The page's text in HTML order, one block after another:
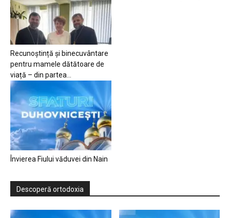
Recunoștință și binecuvântare
pentru mamele dătătoare de
viață – din partea...
Învierea Fiului văduvei din Nain
Descoperă ortodoxia